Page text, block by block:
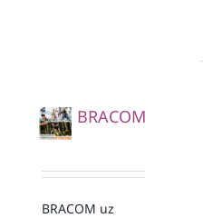
BRACOM
BRACOM uz